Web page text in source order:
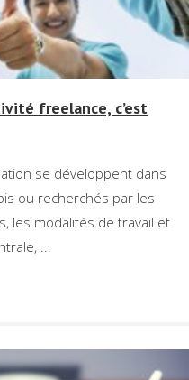
freelance, c’est
se développent dans
ou recherchés par les
les modalités de travail et
...